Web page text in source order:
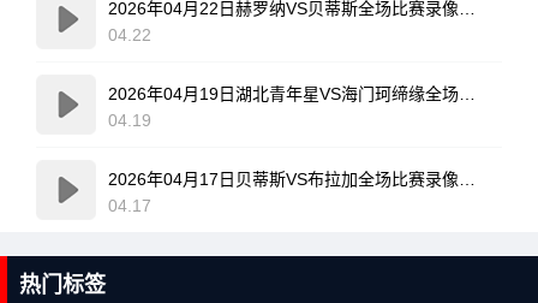
04.22
04.19
04.17
热门标签